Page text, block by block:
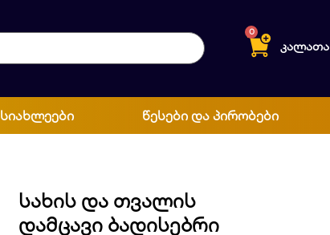
0
კალათა
სიახლეები წესები და პირობები
Სახის Და Თვალის
Დამცავი Ბადისებრი